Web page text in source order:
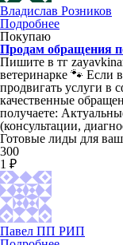
Владислав Розников
Подробнее
Покупаю
Продам обращения
Пишите в тг
ветеринарке 🐾 Если
продвигать услуги в
качественные
получаете:
(консультации,
Готовые лиды для
300
1 ₽
Павел ПП РИП